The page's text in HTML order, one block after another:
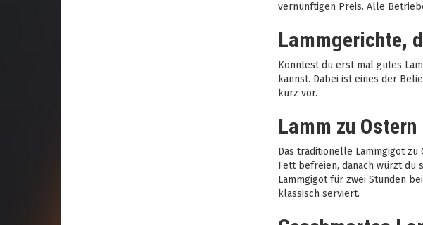
vernünftigen Preis. Alle
Lammgerichte,
Konntest du erst mal gutes
kannst. Dabei ist eines der
kurz vor.
Lamm zu
Das traditionelle Lammgigot zu
Fett befreien, danach würzt du
Lammgigot für zwei Stunden
klassisch serviert.